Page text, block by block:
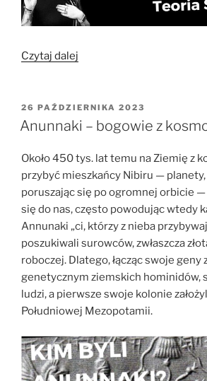
Czytaj dalej
kanibalami?”
OPUBLIKOWANE
W
26 PAŹDZIERNIKA 2023
Anunnaki – bogowie z
Około 450 tys. lat temu na Ziemię z
przybyć mieszkańcy Nibiru —
poruszając się po ogromnej orbicie
się do nas, często powodując wtedy
Annunaki „ci, którzy z nieba
poszukiwali surowców, zwłaszcza
roboczej. Dlatego, łącząc swoje geny
genetycznym ziemskich hominidów,
ludzi, a pierwsze swoje kolonie
Południowej Mezopotamii.